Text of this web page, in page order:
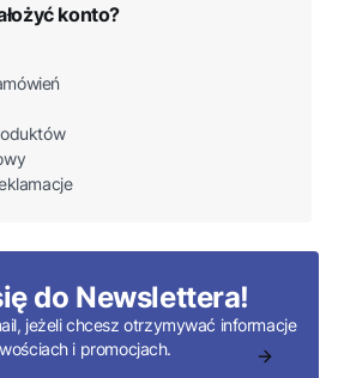
konto?
do Newslettera!
jeżeli chcesz otrzymywać informacje
i promocjach.